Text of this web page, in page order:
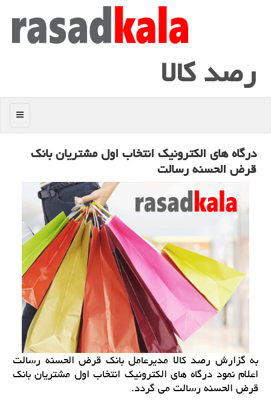
رصد كالا
منو
درگاه های الكترونیك انتخاب اول مشتریان بانك
قرض الحسنه رسالت
به گزارش رصد كالا مدیرعامل بانك قرض الحسنه رسالت
اعلام نمود درگاه های الكترونیك انتخاب اول مشتریان بانك
قرض الحسنه رسالت می گردد.